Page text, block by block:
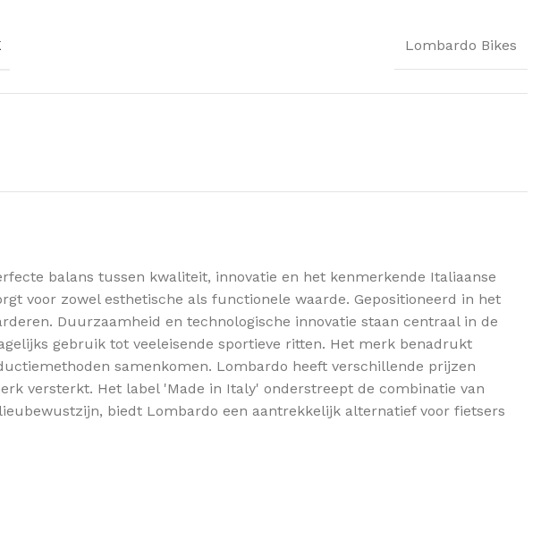
Lombardo Bikes
balans tussen kwaliteit, innovatie en het kenmerkende Italiaanse
voor zowel esthetische als functionele waarde. Gepositioneerd in het
Duurzaamheid en technologische innovatie staan centraal in de
gebruik tot veeleisende sportieve ritten. Het merk benadrukt
samenkomen. Lombardo heeft verschillende prijzen
versterkt. Het label 'Made in Italy' onderstreept de combinatie van
biedt Lombardo een aantrekkelijk alternatief voor fietsers